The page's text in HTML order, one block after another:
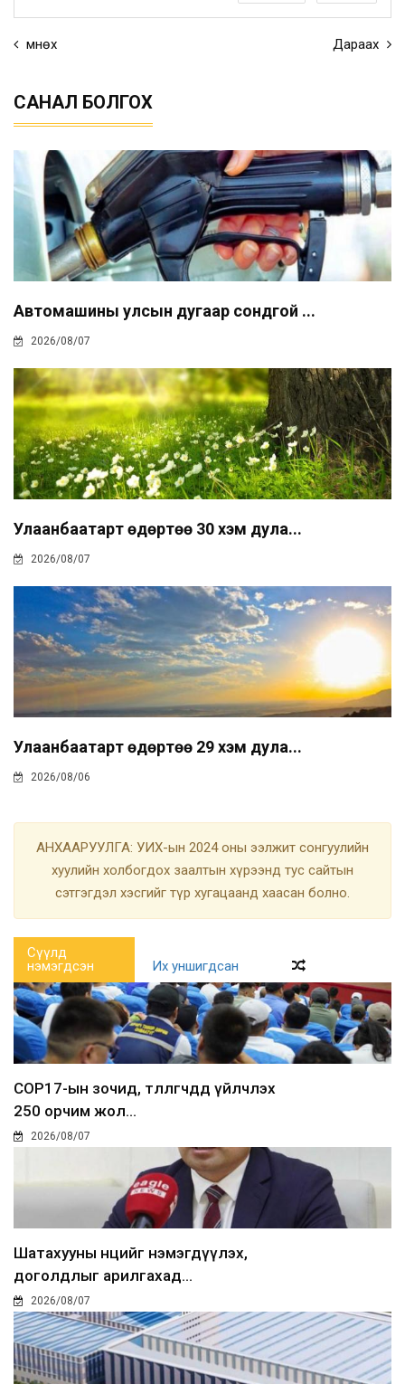
Өмнөх Дараах
САНАЛ БОЛГОХ
Автомашины улсын дугаар сондгой ...
2026/08/07
Улаанбаатарт өдөртөө 30 хэм дула...
2026/08/07
Улаанбаатарт өдөртөө 29 хэм дула...
2026/08/06
АНХААРУУЛГА: УИХ-ын 2024 оны ээлжит сонгуулийн
хуулийн холбогдох заалтын хүрээнд тус сайтын
сэтгэгдэл хэсгийг түр хугацаанд хаасан болно.
Сүүлд
нэмэгдсэн
Их уншигдсан
COP17-ын зочид, төлөөлөгчдөд үйлчлэх
250 орчим жол...
2026/08/07
Шатахууны нөөцийг нэмэгдүүлэх,
доголдлыг арилгахад...
2026/08/07